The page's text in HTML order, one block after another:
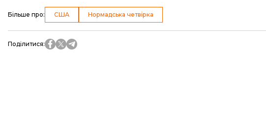
Більше про: США Нормадська четвірка
Поділитися: